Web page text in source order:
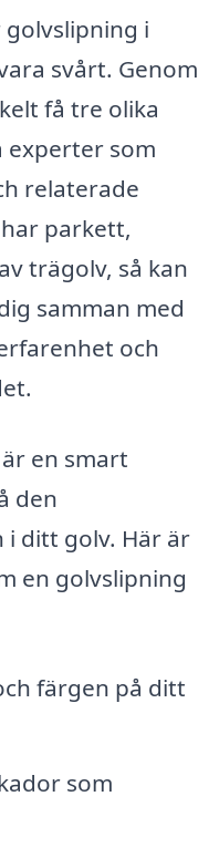
i
svårt. Genom
få tre olika
experter som
relaterade
parkett,
trägolv, så kan
samman med
och
en smart
den
ditt golv. Här är
en golvslipning
färgen på ditt
som